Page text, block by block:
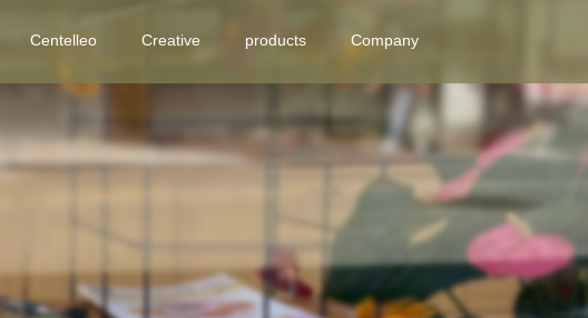
Centelleo Creative products Company